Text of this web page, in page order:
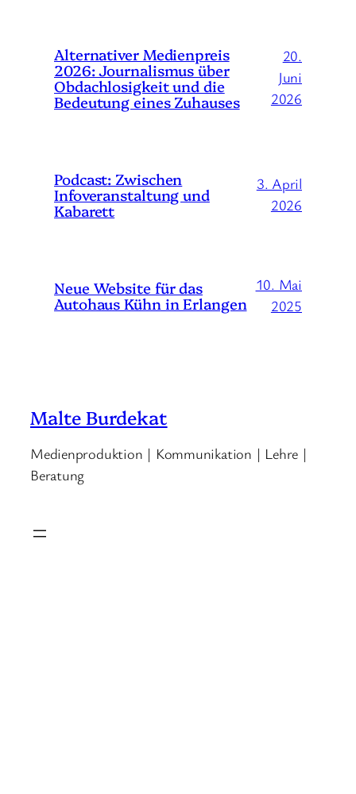
Alternativer Medienpreis
2026: Journalismus über
Obdachlosigkeit und die
Bedeutung eines Zuhauses
20.
Juni
2026
Podcast: Zwischen
Infoveranstaltung und
Kabarett
3. April
2026
Neue Website für das
Autohaus Kühn in Erlangen
10. Mai
2025
Malte Burdekat
Medienproduktion | Kommunikation | Lehre |
Beratung